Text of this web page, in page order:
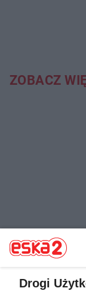
ZOBACZ
Drogi